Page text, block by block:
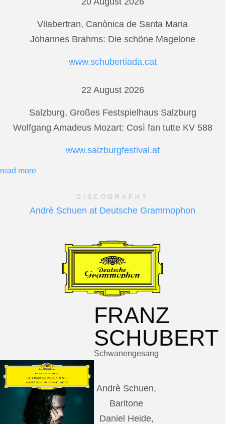
Vilabertran, Canònica de Santa Maria
Johannes Brahms: Die schöne Magelone
www.schubertiada.cat
22 August 2026
Salzburg, Großes Festspielhaus Salzburg
Wolfgang Amadeus Mozart: Così fan tutte KV 588
www.salzburgfestival.at
read more
DISCOGRAPHY
Andrè Schuen at Deutsche Grammophon
FRANZ
SCHUBERT
Schwanengesang
Andrè Schuen,
Baritone
Daniel Heide,